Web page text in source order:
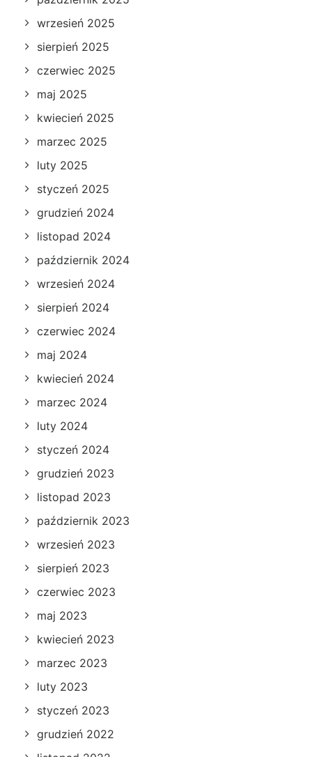
wrzesień 2025
sierpień 2025
czerwiec 2025
maj 2025
kwiecień 2025
marzec 2025
luty 2025
styczeń 2025
grudzień 2024
listopad 2024
październik 2024
wrzesień 2024
sierpień 2024
czerwiec 2024
maj 2024
kwiecień 2024
marzec 2024
luty 2024
styczeń 2024
grudzień 2023
listopad 2023
październik 2023
wrzesień 2023
sierpień 2023
czerwiec 2023
maj 2023
kwiecień 2023
marzec 2023
luty 2023
styczeń 2023
grudzień 2022